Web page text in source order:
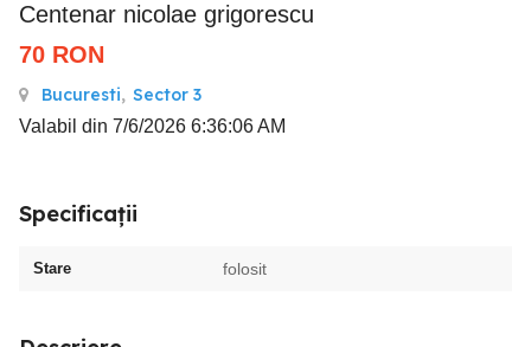
centenar nicolae grigorescu
70 RON
Bucuresti, Sector 3
Valabil din 7/6/2026 6:36:06 AM
Specificații
Stare folosit